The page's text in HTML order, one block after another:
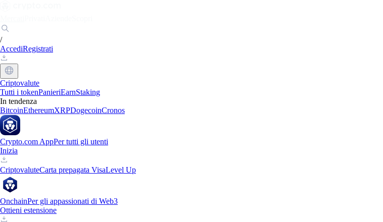
/
AccediRegistrati
Criptovalute
Tutti i tokenPanieriEarnStaking
In tendenza
BitcoinEthereumXRPDogecoinCronos
Crypto.com AppPer tutti gli utenti
Inizia
CriptovaluteCarta prepagata VisaLevel Up
OnchainPer gli appassionati di Web3
Ottieni estensione